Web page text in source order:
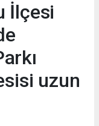
İlçesi
uzun